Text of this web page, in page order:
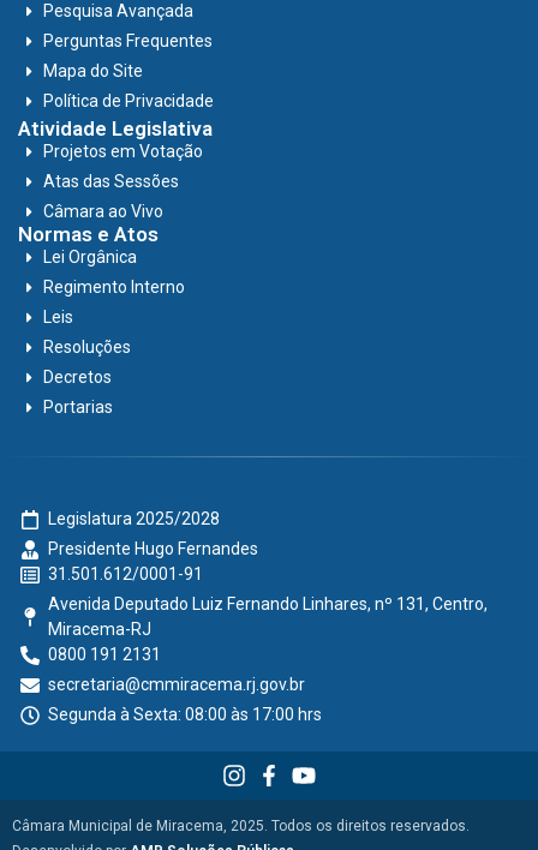
Pesquisa Avançada
Perguntas Frequentes
Mapa do Site
Política de Privacidade
Atividade Legislativa
Projetos em Votação
Atas das Sessões
Câmara ao Vivo
Normas e Atos
Lei Orgânica
Regimento Interno
Leis
Resoluções
Decretos
Portarias
Legislatura 2025/2028
Presidente Hugo Fernandes
31.501.612/0001-91
Avenida Deputado Luiz Fernando Linhares, nº 131, Centro,
Miracema-RJ
0800 191 2131
secretaria@cmmiracema.rj.gov.br
Segunda à Sexta: 08:00 às 17:00 hrs
Câmara Municipal de Miracema, 2025. Todos os direitos reservados.